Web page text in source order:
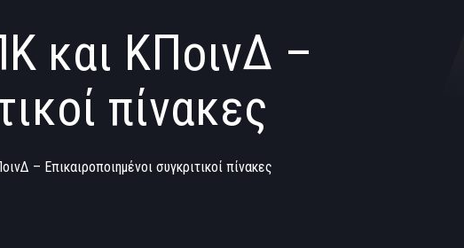
και ΚΠοινΔ –
πίνακες
– Επικαιροποιημένοι συγκριτικοί πίνακες